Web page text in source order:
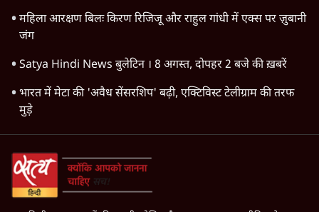
महिला आरक्षण बिलः किरण रिजिजू और राहुल गांधी में एक्स पर ज़ुबानी
जंग
Satya Hindi News बुलेटिन । 8 अगस्त, दोपहर 2 बजे की ख़बरें
भारत में मेटा की 'अवैध सेंसरशिप' बढ़ी, एक्टिविस्ट टेलीग्राम की तरफ
मुड़े